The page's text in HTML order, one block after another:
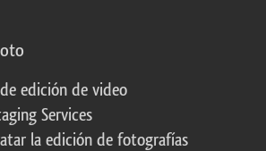
edición de video
Services
la edición de fotografías